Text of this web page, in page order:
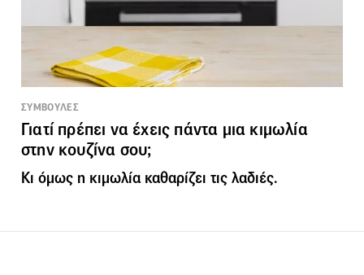
ΣΥΜΒΟΥΛΕΣ
Γιατί πρέπει να έχεις πάντα μια κιμωλία
στην κουζίνα σου;
Κι όμως η κιμωλία καθαρίζει τις λαδιές.